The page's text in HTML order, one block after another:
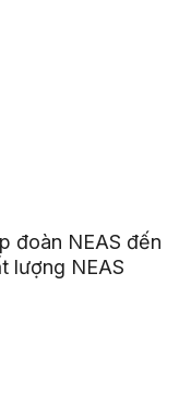
đoàn NEAS đến
lượng NEAS